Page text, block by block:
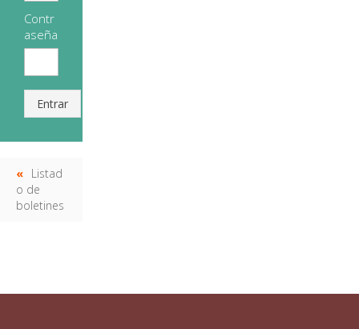
Contr
aseña
Entrar
Listad
o de
boletines